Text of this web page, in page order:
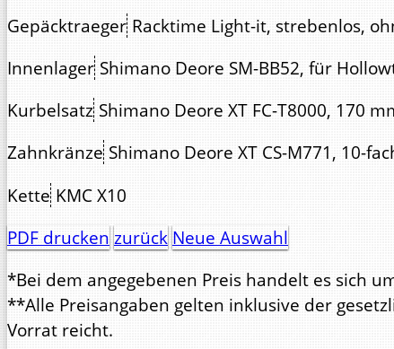
Gepäcktraeger Racktime Light-it, strebenlos,
Innenlager Shimano Deore SM-BB52, für
Kurbelsatz Shimano Deore XT FC-T8000, 170
Zahnkränze Shimano Deore XT CS-M771, 10-
Kette KMC X10
PDF drucken zurück Neue Auswahl
*Bei dem angegebenen Preis handelt es sich
**Alle Preisangaben gelten inklusive der
Vorrat reicht.